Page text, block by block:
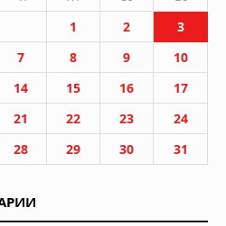
1 2
3
7 8 9
10
14 15 16
17
21 22 23
24
28 29 30 31